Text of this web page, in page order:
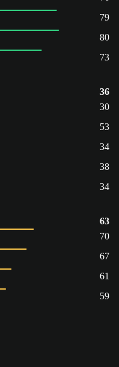
79
80
73
36
30
53
34
38
34
63
70
67
61
59